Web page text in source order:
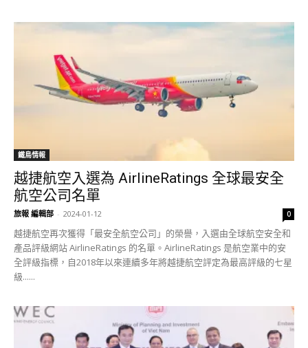
鐵鳥情報
越捷航空入選為 AirlineRatings 全球最安全
航空公司名單
旅報 編輯部 - 2024-01-12 0
越捷航空再次獲得「最安全航空公司」的榮譽，入選由全球航空安全和
產品評級網站 AirlineRatings 的名單。AirlineRatings 是航空業中的安
全評級指標，自2018年以來連續多年將越捷航空評定為最高評級的七星
級......